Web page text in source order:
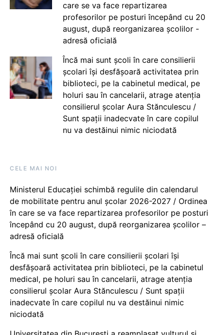
care se va face repartizarea
profesorilor pe posturi începând cu 20
august, după reorganizarea școlilor -
adresă oficială
Încă mai sunt școli în care consilierii
școlari își desfășoară activitatea prin
biblioteci, pe la cabinetul medical, pe
holuri sau în cancelarii, atrage atenția
consilierul școlar Aura Stănculescu /
Sunt spații inadecvate în care copilul
nu va destăinui nimic niciodată
CELE MAI NOI
Ministerul Educației schimbă regulile din calendarul
de mobilitate pentru anul școlar 2026-2027 / Ordinea
în care se va face repartizarea profesorilor pe posturi
începând cu 20 august, după reorganizarea școlilor –
adresă oficială
Încă mai sunt școli în care consilierii școlari își
desfășoară activitatea prin biblioteci, pe la cabinetul
medical, pe holuri sau în cancelarii, atrage atenția
consilierul școlar Aura Stănculescu / Sunt spații
inadecvate în care copilul nu va destăinui nimic
niciodată